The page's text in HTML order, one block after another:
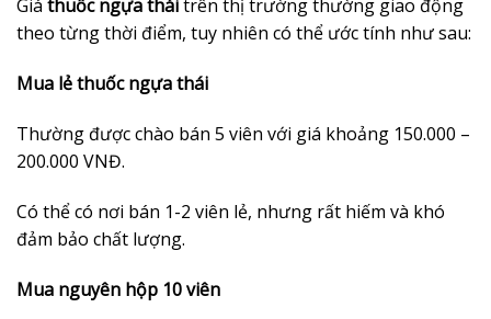
Giá thuốc ngựa tháitrên thị trường thường giao động
theo từng thời điểm, tuy nhiên có thể ước tính như sau:
Mua lẻ thuốc ngựa thái
Thường được chào bán 5 viên với giá khoảng 150.000 –
200.000 VNĐ.
Có thể có nơi bán 1-2 viên lẻ, nhưng rất hiếm và khó
đảm bảo chất lượng.
Mua nguyên hộp 10 viên